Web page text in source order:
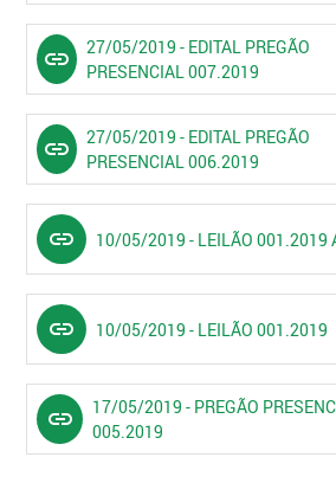
link
27/05/2019 - EDITAL PREGÃO
PRESENCIAL 007.2019
link
27/05/2019 - EDITAL PREGÃO
PRESENCIAL 006.2019
link 10/05/2019 - LEILÃO 001.2019
link 10/05/2019 - LEILÃO 001.2019
link
17/05/2019 - PREGÃO
005.2019